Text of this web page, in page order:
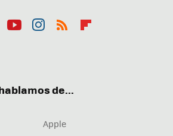
de...
Apple